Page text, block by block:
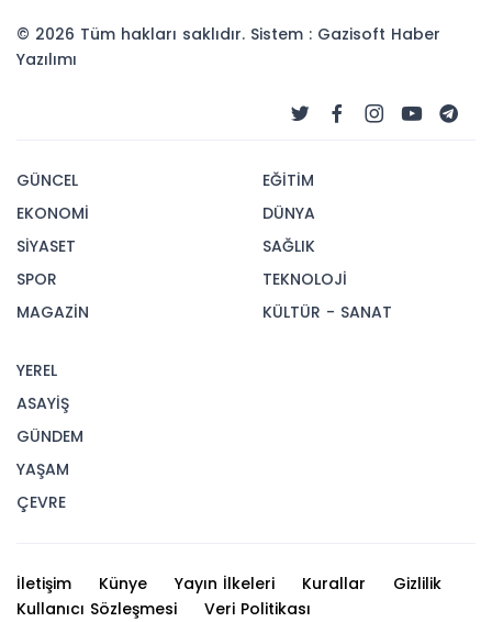
© 2026 Tüm hakları saklıdır. Sistem : Gazisoft Haber
Yazılımı
GÜNCEL
EKONOMİ
SİYASET
SPOR
MAGAZİN
EĞİTİM
DÜNYA
SAĞLIK
TEKNOLOJİ
KÜLTÜR - SANAT
YEREL
ASAYİŞ
GÜNDEM
YAŞAM
ÇEVRE
İletişim Künye Yayın İlkeleri Kurallar
Gizlilik
Kullanıcı Sözleşmesi
Veri Politikası